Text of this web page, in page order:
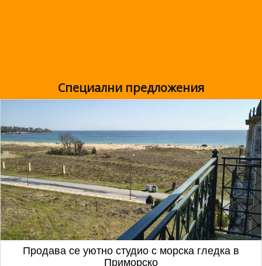
Специални предложения
Продава се уютно студио с морска гледка в
Приморско